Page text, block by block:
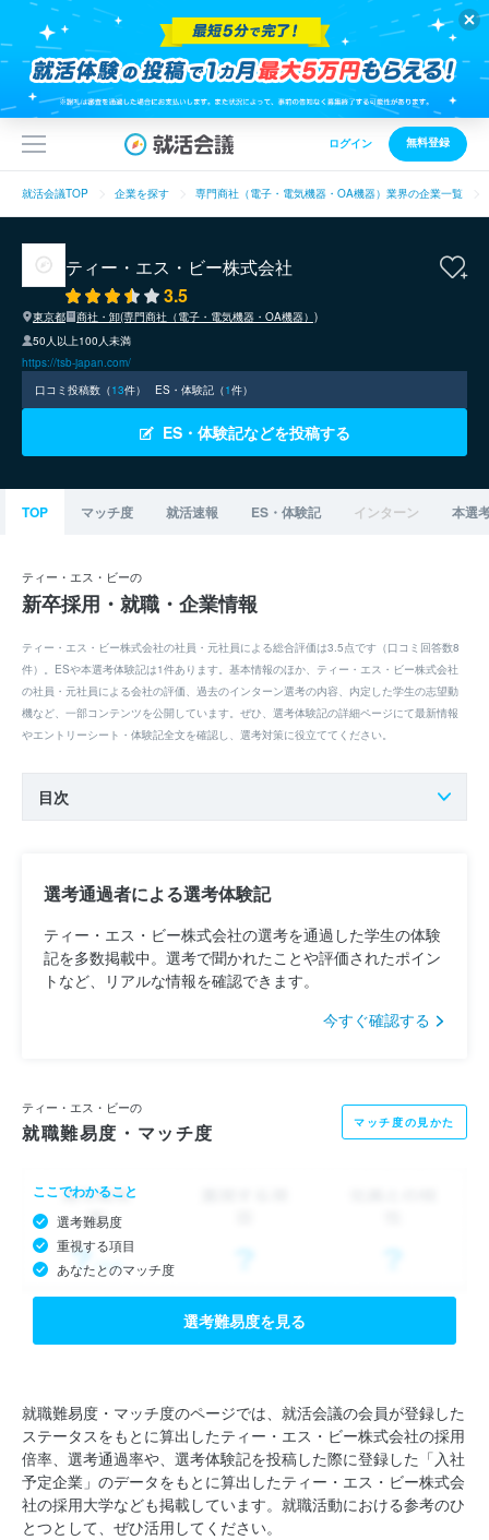
ログイン 無料登録
就活会議TOP 企業を探す 専門商社（電子・電気機器・OA機器）業界の企業一覧
ティー・エス・ビー株式会社
3.5
東京都
商社・卸(専門商社（電子・電気機器・OA機器）)
50人以上100人未満
https://tsb-japan.com/
口コミ投稿数（13件） ES・体験記（1件）
ES・体験記などを投稿する
TOP マッチ度 就活速報 ES・体験記 インターン 本選
ティー・エス・ビーの
新卒採用・就職・企業情報
ティー・エス・ビー株式会社の社員・元社員による総合評価は3.5点です（口コミ回答数8
件）。ESや本選考体験記は1件あります。基本情報のほか、ティー・エス・ビー株式会社
の社員・元社員による会社の評価、過去のインターン選考の内容、内定した学生の志望動
機など、一部コンテンツを公開しています。ぜひ、選考体験記の詳細ページにて最新情報
やエントリーシート・体験記全文を確認し、選考対策に役立ててください。
目次
選考通過者による選考体験記
ティー・エス・ビー株式会社の選考を通過した学生の体験
記を多数掲載中。選考で聞かれたことや評価されたポイン
トなど、リアルな情報を確認できます。
今すぐ確認する
ティー・エス・ビーの
就職難易度・マッチ度 マッチ度の見かた
ここでわかること
選考難易度
重視する項目
あなたとのマッチ度
選考難易度を見る
就職難易度・マッチ度のページでは、就活会議の会員が登録した
ステータスをもとに算出したティー・エス・ビー株式会社の採用
倍率、選考通過率や、選考体験記を投稿した際に登録した「入社
予定企業」のデータをもとに算出したティー・エス・ビー株式会
社の採用大学なども掲載しています。就職活動における参考のひ
とつとして、ぜひ活用してください。